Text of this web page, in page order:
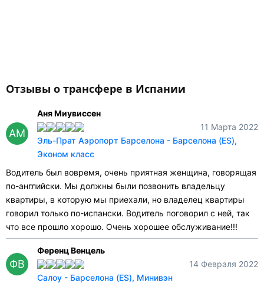
Отзывы о трансфере в Испании
АМ
Аня Миувиссен
11 Марта 2022
Эль-Прат Аэропорт Барселона - Барселона (ES),
Эконом класс
Водитель был вовремя, очень приятная женщина, говорящая
по-английски. Мы должны были позвонить владельцу
квартиры, в которую мы приехали, но владелец квартиры
говорил только по-испански. Водитель поговорил с ней, так
что все прошло хорошо. Очень хорошее обслуживание!!!
ФВ
Ференц Венцель
14 Февраля 2022
Салоу - Барселона (ES), Минивэн